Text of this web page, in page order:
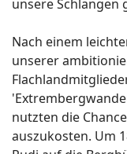
unsere Schlangen
Nach einem
unserer
nutzten die
auszukosten. Um